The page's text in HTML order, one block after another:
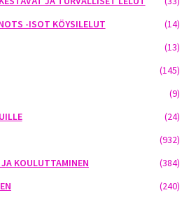
-ISOT KÖYSILELUT
(14)
(13)
(145)
(9)
(24)
(932)
KOULUTTAMINEN
(384)
(240)